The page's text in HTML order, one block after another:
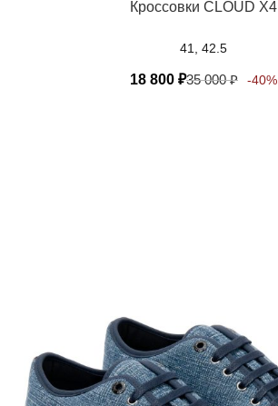
Кроссовки CLOUD X4
41, 42.5
18 800 ₽35 000₽ -40%